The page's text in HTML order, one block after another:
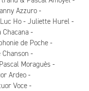
Azzuro
Ho
Juliette Hurel
Chacana
de Poche
Chanson
Pascal Moraguès
Ardeo
Voce